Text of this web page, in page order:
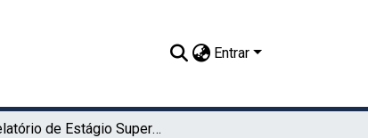
Entrar
Relatório de Estágio Supervisionado Obrigatório